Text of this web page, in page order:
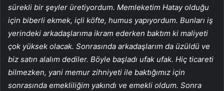
sürekli bir şeyler üretiyordum. Memleketim Hatay olduğu
için biberli ekmek, içli köfte, humus yapıyordum. Bunları iş
yerindeki arkadaşlarıma ikram ederken baktım ki maliyeti
çok yüksek olacak. Sonrasında arkadaşlarım da üzüldü ve
biz satın alalım dediler. Böyle başladı ufak ufak. Hiç ticareti
bilmezken, yani memur zihniyeti ile baktığımız için
sonrasında emekliliğim yakındı ve emekli oldum. Sonra